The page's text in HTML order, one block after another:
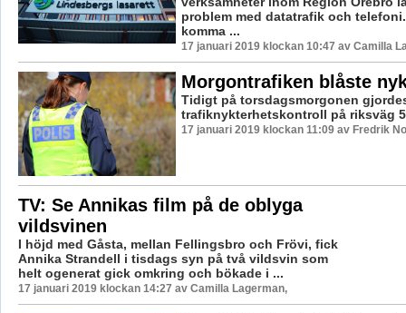
problem med datatrafik och
komma ...
17 januari 2019 klockan 10:47 av Camilla
Morgontrafiken blåste
Tidigt på torsdagsmorgonen
trafiknykterhetskontroll på riksväg
17 januari 2019 klockan 11:09 av Fredrik
TV: Se Annikas film på de oblyga
vildsvinen
I höjd med Gåsta, mellan Fellingsbro och Frövi, fick
Annika Strandell i tisdags syn på två vildsvin som
helt ogenerat gick omkring och bökade i ...
17 januari 2019 klockan 14:27 av Camilla Lagerman,